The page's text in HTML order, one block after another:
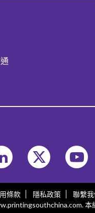
條款 隱私政策
聯繫我
本